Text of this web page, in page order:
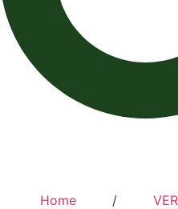
Home ‎ ‎ ‎ ‎ ‎ ‎ ‎ ‎ ‎/ ‎ ‎ ‎ ‎ ‎ ‎ ‎ ‎